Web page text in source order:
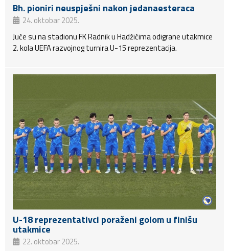
Bh. pioniri neuspješni nakon jedanaesteraca
24. oktobar 2025.
Juče su na stadionu FK Radnik u Hadžićima odigrane utakmice
2. kola UEFA razvojnog turnira U-15 reprezentacija.
U-18 reprezentativci poraženi golom u finišu
utakmice
22. oktobar 2025.